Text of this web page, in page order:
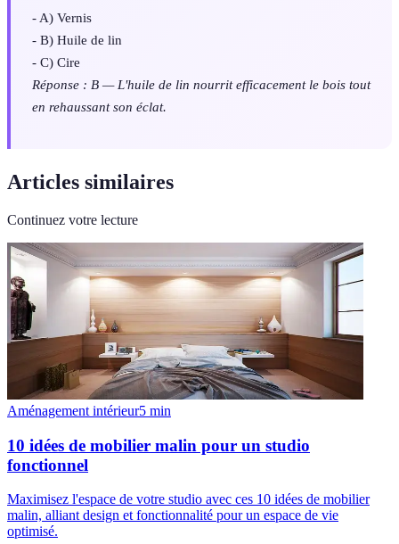
- A) Vernis
- B) Huile de lin
- C) Cire
Réponse : B — L'huile de lin nourrit efficacement le bois tout
en rehaussant son éclat.
Articles similaires
Continuez votre lecture
Aménagement intérieur5 min
10 idées de mobilier malin pour un studio
fonctionnel
Maximisez l'espace de votre studio avec ces 10 idées de mobilier
malin, alliant design et fonctionnalité pour un espace de vie
optimisé.